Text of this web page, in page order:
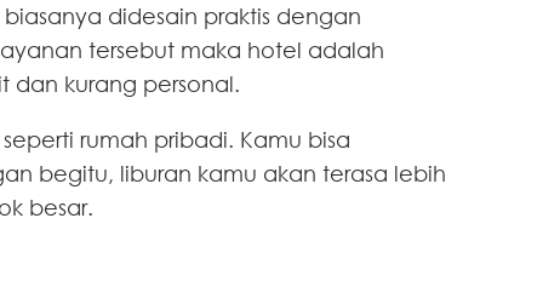
didesain praktis dengan
tersebut maka hotel adalah
dan kurang personal.
rumah pribadi. Kamu bisa
begitu, liburan kamu akan terasa lebih
besar.